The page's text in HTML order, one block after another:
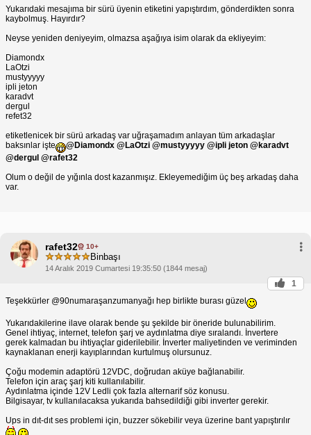
Yukarıdaki mesajıma bir sürü üyenin etiketini yapıştırdım, gönderdikten sonra
kaybolmuş. Hayırdır?
Neyse yeniden deniyeyim, olmazsa aşağıya isim olarak da ekliyeyim:
Diamondx
LaOtzi
mustyyyyy
ipli jeton
karadvt
dergul
refet32
etiketlenicek bir sürü arkadaş var uğraşamadım anlayan tüm arkadaşlar
baksınlar işte
@Diamondx @LaOtzi @mustyyyyy @ipli jeton @karadvt
@dergul @rafet32
Olum o değil de yığınla dost kazanmışız. Ekleyemediğim üç beş arkadaş daha
var.
rafet32 10+
Binbaşı
14 Aralık 2019 Cumartesi 19:35:50 (1844 mesaj)
1
Teşekkürler @90numaraşanzumanyağı hep birlikte burası güzel
Yukarıdakilerine ilave olarak bende şu şekilde bir öneride bulunabilirim.
Genel ihtiyaç, internet, telefon şarj ve aydınlatma diye sıralandı. İnvertere
gerek kalmadan bu ihtiyaçlar giderilebilir. İnverter maliyetinden ve veriminden
kaynaklanan enerji kayıplarından kurtulmuş olursunuz.
Çoğu modemin adaptörü 12VDC, doğrudan aküye bağlanabilir.
Telefon için araç şarj kiti kullanılabilir.
Aydınlatma içinde 12V Ledli çok fazla alternarif söz konusu.
Bilgisayar, tv kullanılacaksa yukarıda bahsedildiği gibi inverter gerekir.
Ups in dıt-dıt ses problemi için, buzzer sökebilir veya üzerine bant yapıştırılır